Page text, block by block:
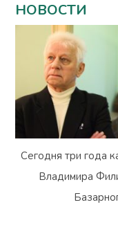
НОВОСТИ
Сегодня три года
Владимира